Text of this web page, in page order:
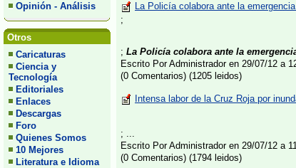
Opinión - Análisis
Otros
Caricaturas
Ciencia y
Tecnología
Editoriales
Enlaces
Descargas
Foro
Quienes Somos
10 Mejores
Literatura e Idioma
La Policía colabora ante la
;
; La Policía colabora ante la
Escrito Por Administrador en 29/07/12 a
(0 Comentarios) (1205 leidos)
Intensa labor de la Cruz Roja por
; ...
Escrito Por Administrador en 29/07/12 a
(0 Comentarios) (1794 leidos)